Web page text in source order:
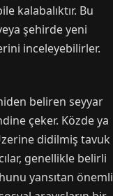
kalabalıktır. Bu
şehirde yeni
inceleyebilirler.
beliren seyyar
çeker. Közde ya
didilmiş tavuk
genellikle belirli
yansıtan önemli